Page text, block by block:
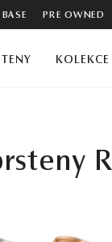
PRE OWNED